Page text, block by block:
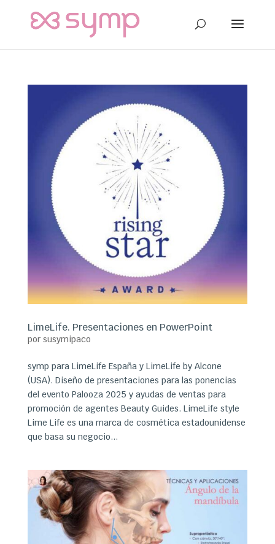
LimeLife. Presentaciones en PowerPoint
por susymipaco
symp para LimeLife España y LimeLife by Alcone
(USA). Diseño de presentaciones para las ponencias
del evento Palooza 2025 y ayudas de ventas para
promoción de agentes Beauty Guides. LimeLife style
Lime Life es una marca de cosmética estadounidense
que basa su negocio...